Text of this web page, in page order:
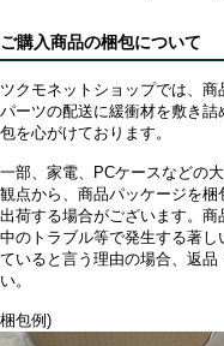
ご購入商品の梱包について
ツクモネットショップでは、
パーツの配送に緩衝材を敷き
包を心がけております。
一部、家電、PCケースなどの
観点から、商品パッケージを
出荷する場合がございます。
中のトラブル等で発生する著
ていると言う理由の場合、返
い。
梱包例)